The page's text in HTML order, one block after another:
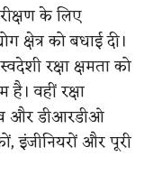
के लिए
क्षेत्र को बधाई दी।
रक्षा क्षमता को
वहीं रक्षा
और डीआरडीओ
इंजीनियरों और पूरी